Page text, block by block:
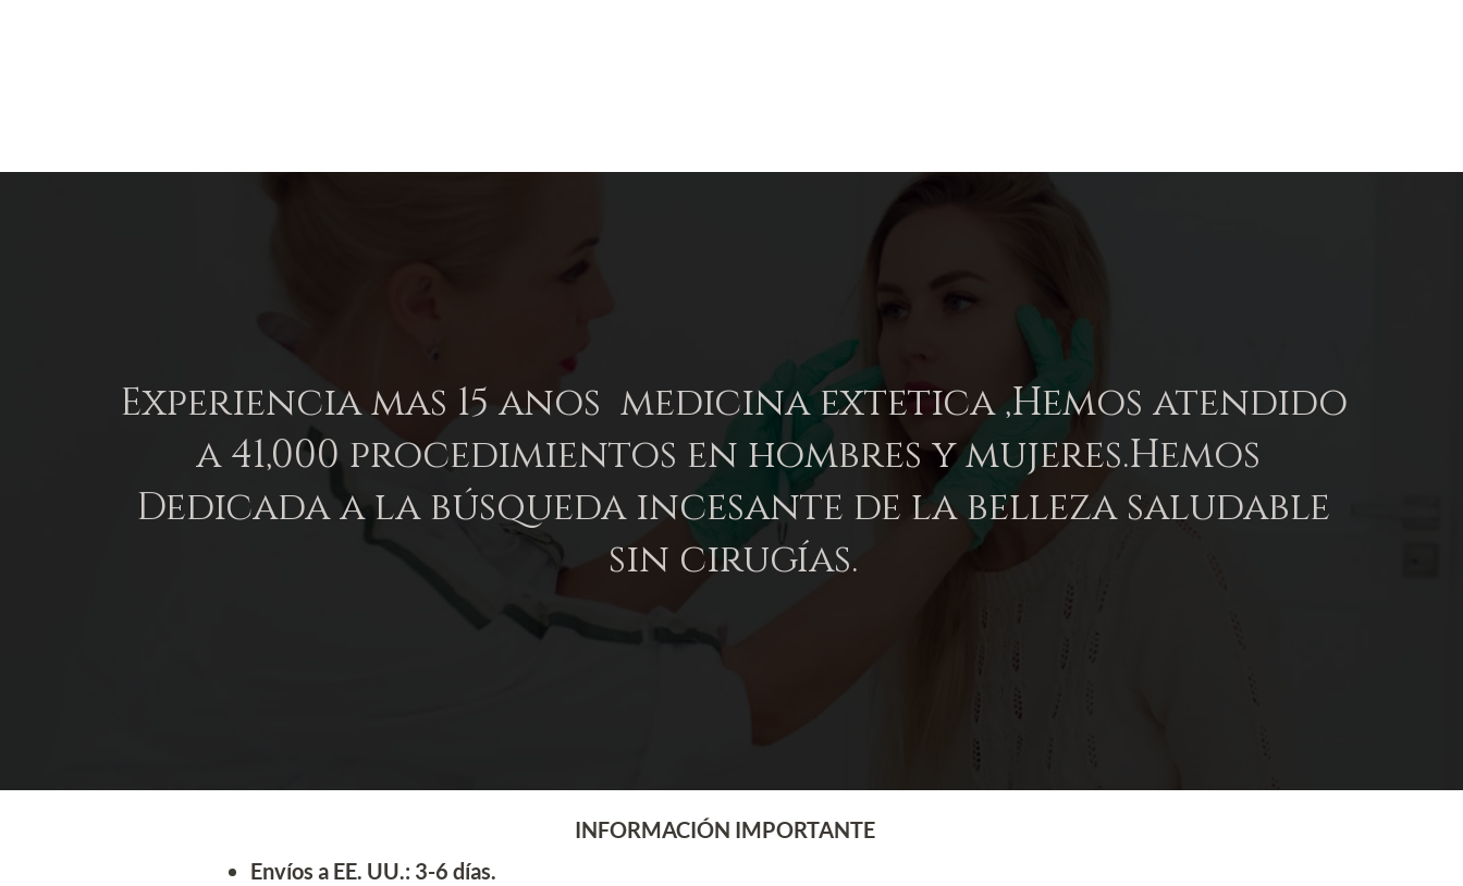
Experiencia mas 15 anos medicina extetica ,Hemos atendido
a 41,000 procedimientos en hombres y mujeres.Hemos
Dedicada a la búsqueda incesante de la belleza saludable
sin cirugías.
INFORMACIÓN IMPORTANTE
Envíos a EE. UU.: 3-6 días.